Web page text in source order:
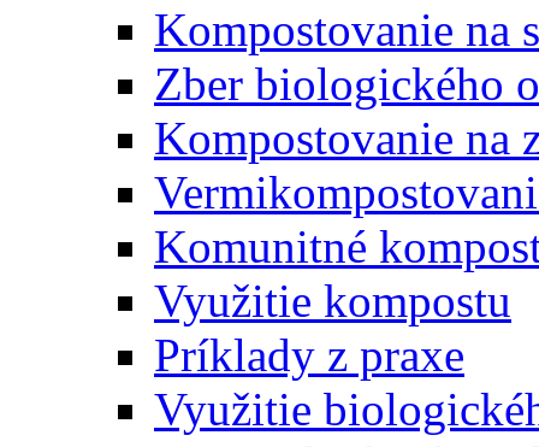
Kompostovanie na
Zber biologického
Kompostovanie na
Komunitné
Využitie kompostu
Príklady z praxe
Využitie